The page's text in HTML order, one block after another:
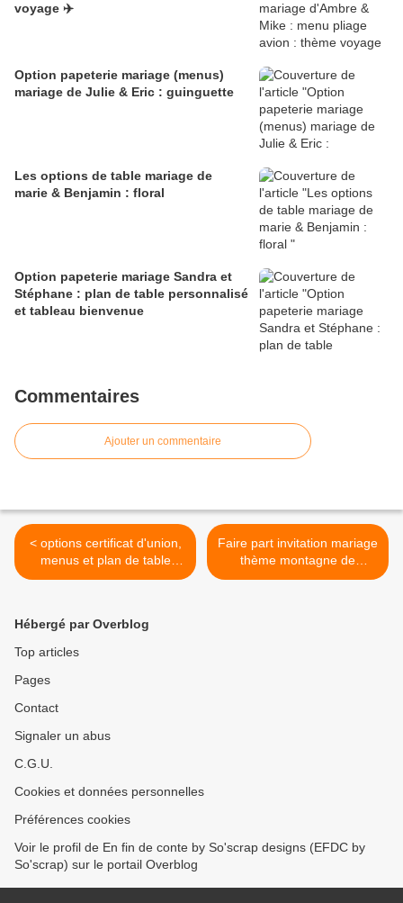
voyage ✈️
Option papeterie mariage (menus)
mariage de Julie & Eric : guinguette
Les options de table mariage de
marie & Benjamin : floral
Option papeterie mariage Sandra et
Stéphane : plan de table personnalisé
et tableau bienvenue
Commentaires
Ajouter un commentaire
< options certificat d'union,
menus et plan de table
mariage de P & J thème
part mariage
Faire part invitation mariage
thème montagne de
Floriane & Sylvain : en
Hébergé par Overblog
Top articles
Pages
Contact
Signaler un abus
C.G.U.
Cookies et données personnelles
Préférences cookies
Voir le profil de En fin de conte by So'scrap designs (EFDC by
So'scrap) sur le portail Overblog